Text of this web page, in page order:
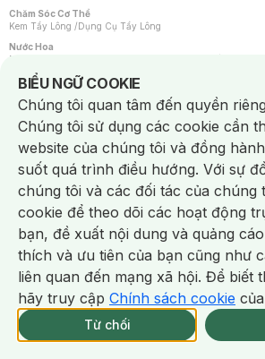
NowFree 2H Giao Nhanh Miễn Phí 2H
337 CN TẠM HẾT SP
KHI CÓ
Chăm Sóc Cơ Thể
Kem Tẩy Lông /Dụng Cụ Tẩy Lông
Nước Hoa
Nước Hoa Nữ
Chăm Sóc Cá Nhân
Chống Muỗi /Khẩu Trang /Máy Massage/Mặt Nạ Xông Hơi
Sản Phẩm Chăm Sóc Khác /Bàn Chải Đánh Răng /Bàn
Hỗ Trợ Trắng Răng/Kem Đánh Răng /Máy Tăm Nước/
Tăm / Chỉ Nha Khoa/ Xịt Thơm Miệng / Dung Dịch Vệ
Khăn Ướt Vệ Sinh Vùng Kín/Băng Vệ Sinh/Tampon/Bọt
Máy Cạo Râu
Vấn Đề Về Da
Da Dầu / Lỗ Chân Lông To/ Da Khô / Mất Nước/ Da Lão
Da Nhạy Cảm / Kích Ứng
Da Xỉn Màu Thâm / Nám /
Quầng Thâm & Bọng Mắt /Sẹo /Viêm Da Cơ Địa
Dụng Cụ / Phụ Kiện Chăm Sóc Da
Bông Tẩy Trang
Khăn Lau Mặt Khô Dụng Cụ / Máy Rửa
Dụng Cụ Chăm Sóc Khác
BIỂU NGỮ COOKIE
Notice about cookies usage
Chúng tôi quan tâm đến quyền
Chúng tôi sử dụng các cookie cần
website của chúng tôi và đồng
suốt quá trình điều hướng. Với sự
chúng tôi và các đối tác của chúng
cookie để theo dõi các hoạt động
bạn, đề xuất nội dung và quảng
thích và ưu tiên của bạn cũng như
liên quan đến mạng xã hội. Để biết
hãy truy cập Chính sách cookie
Từ chối